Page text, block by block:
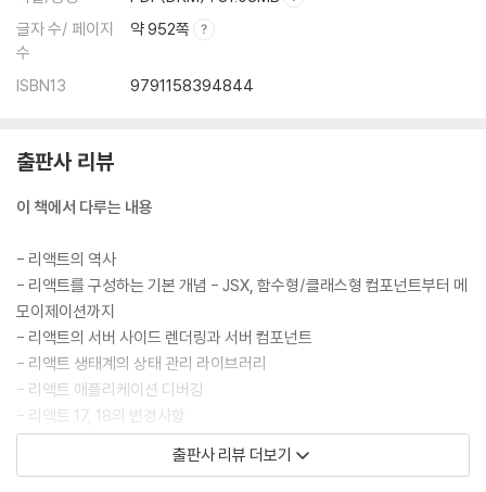
__2.1.2 JSX 예제
__2.1.3 JSX는 어떻게 자바스크립트에서 변환될까?
__2.1.4 정리
__2.2.2 가상 DOM의 탄생 배경
__2.2.4 파이버와 가상 DOM
2.3 클래스형 컴포넌트와 함수형 컴포넌트
__2.3.1 클래스형 컴포넌트
__2.3.2 함수형 컴포넌트
__2.3.3 함수형 컴포넌트 vs. 클래스형 컴포넌트
__2.3.4 정리
2.4 렌더링은 어떻게 일어나는가?
__2.4.1 리액트의 렌더링이란?
__2.4.2 리액트의 렌더링이 일어나는 이유
__2.4.3 리액트의 렌더링 프로세스
글자 수/ 페이지
수
약 952쪽
ISBN13 9791158394844
출판사 리뷰
이 책에서 다루는 내용
- 리액트의 역사
- 리액트를 구성하는 기본 개념 - JSX, 함수형/클래스형 컴포넌트부터 메
모이제이션까지
- 리액트의 서버 사이드 렌더링과 서버 컴포넌트
- 리액트 생태계의 상태 관리 라이브러리
- 리액트 애플리케이션 디버깅
- 리액트 17, 18의 변경사항
- Next.js 12와 13
- 리액트 기반 웹사이트 성능 분석과 보안 이슈
출판사 리뷰 더보기